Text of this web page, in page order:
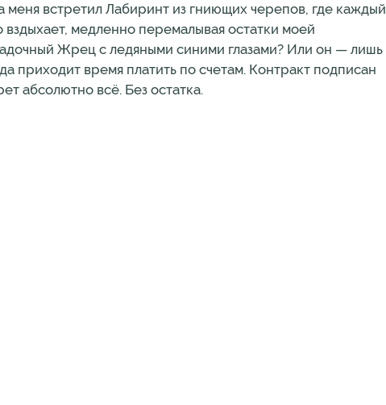
встретил Лабиринт из гниющих черепов, где каждый
медленно перемалывая остатки моей
Жрец с ледяными синими глазами? Или он — лишь
приходит время платить по счетам. Контракт подписан
абсолютно всё. Без остатка.